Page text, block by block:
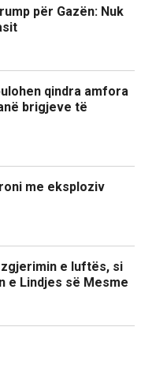
për Gazën: Nuk
qindra amfora
brigjeve të
me eksploziv
e luftës, si
e Lindjes së Mesme